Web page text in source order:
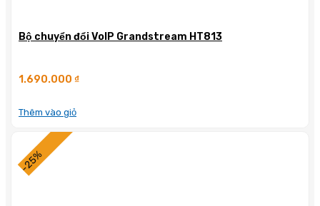
Bộ chuyển đổi VoIP Grandstream HT813
1.690.000 ₫
Thêm vào giỏ
-25%